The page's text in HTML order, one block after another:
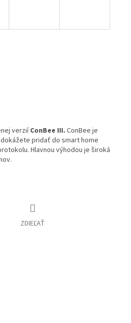
verziíConBee III. ConBee je
pridať do smart home
Hlavnou výhodou je široká
ZDIEĽAŤ